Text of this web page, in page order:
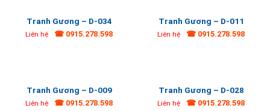
Tranh Gương – D-034
Liên hệ ☎ 0915.278.598
Tranh Gương – D-011
Liên hệ ☎ 0915.278.598
Tranh Gương – D-009
Liên hệ ☎ 0915.278.598
Tranh Gương – D-028
Liên hệ ☎ 0915.278.598